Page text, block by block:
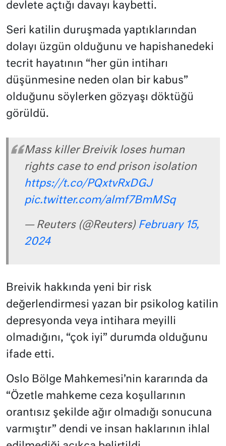
devlete açtığı davayı kaybetti.
Seri katilin duruşmada yaptıklarından
dolayı üzgün olduğunu ve hapishanedeki
tecrit hayatının “her gün intiharı
düşünmesine neden olan bir kabus”
olduğunu söylerken gözyaşı döktüğü
görüldü.
Mass killer Breivik loses human
rights case to end prison isolation
https://t.co/PQxtvRxDGJ
pic.twitter.com/almf7BmMSq
— Reuters (@Reuters) February 15,
2024
Breivik hakkında yeni bir risk
değerlendirmesi yazan bir psikolog katilin
depresyonda veya intihara meyilli
olmadığını, “çok iyi” durumda olduğunu
ifade etti.
Oslo Bölge Mahkemesi’nin kararında da
“Özetle mahkeme ceza koşullarının
orantısız şekilde ağır olmadığı sonucuna
varmıştır” dendi ve insan haklarının ihlal